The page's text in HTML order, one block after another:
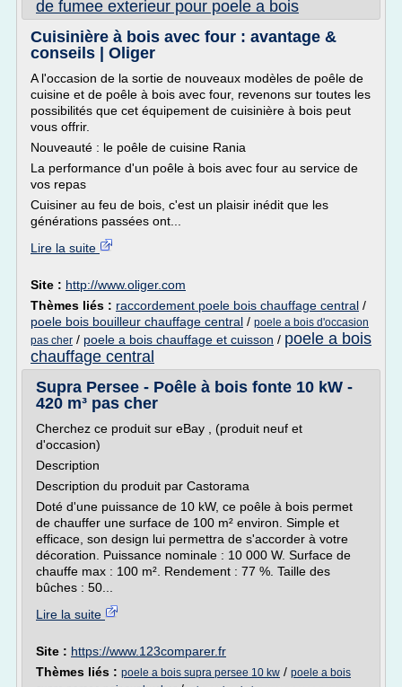
de fumee exterieur pour poele a bois
Cuisinière à bois avec four : avantage &
conseils | Oliger
A l'occasion de la sortie de nouveaux modèles de poêle de
cuisine et de poêle à bois avec four, revenons sur toutes les
possibilités que cet équipement de cuisinière à bois peut
vous offrir.
Nouveauté : le poêle de cuisine Rania
La performance d'un poêle à bois avec four au service de
vos repas
Cuisiner au feu de bois, c'est un plaisir inédit que les
générations passées ont...
Lire la suite
Site : http://www.oliger.com
Thèmes liés : raccordement poele bois chauffage central /
poele bois bouilleur chauffage central / poele a bois d'occasion
pas cher / poele a bois chauffage et cuisson / poele a bois
chauffage central
Supra Persee - Poêle à bois fonte 10 kW -
420 m³ pas cher
Cherchez ce produit sur eBay , (produit neuf et
d'occasion)
Description
Description du produit par Castorama
Doté d'une puissance de 10 kW, ce poêle à bois permet
de chauffer une surface de 100 m² environ. Simple et
efficace, son design lui permettra de s'accorder à votre
décoration. Puissance nominale : 10 000 W. Surface de
chauffe max : 100 m². Rendement : 77 %. Taille des
bûches : 50...
Lire la suite
Site : https://www.123comparer.fr
Thèmes liés : poele a bois supra persee 10 kw / poele a bois